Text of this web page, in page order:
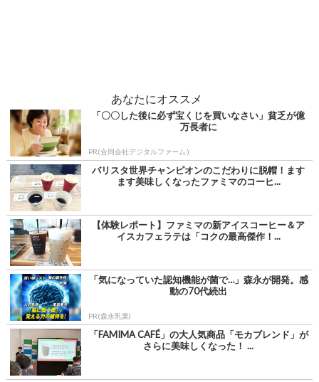
あなたにオススメ
「〇〇した後に必ず宝くじを買いなさい」貧乏が億
万長者に
PR(合同会社デジタルファーム )
バリスタ世界チャンピオンのこだわりに脱帽！ます
ます美味しくなったファミマのコーヒ...
【体験レポート】ファミマの新アイスコーヒー＆ア
イスカフェラテは「コクの最高傑作！...
「気になっていた認知機能が菌で…」森永が開発。感
動の70代続出
PR(森永乳業)
「FAMIMA CAFÉ」の大人気商品「モカブレンド」が
さらに美味しくなった！ ...